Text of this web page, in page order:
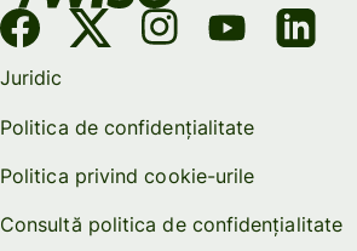
Juridic
Politica de confidențialitate
Politica privind cookie-urile
Consultă politica de confidențialitate